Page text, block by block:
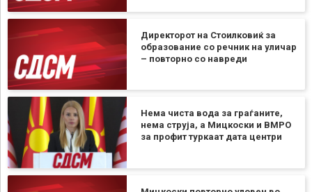
Директорот на Стоилковиќ за
образование со речник на уличар
– повторно со навреди
Нема чиста вода за граѓаните,
нема струја, а Мицкоски и ВМРО
за профит туркаат дата центри